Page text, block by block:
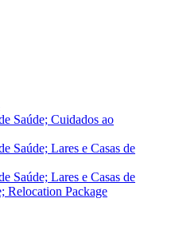
Saúde; Cuidados ao
Saúde; Lares e Casas de
Saúde; Lares e Casas de
Relocation Package